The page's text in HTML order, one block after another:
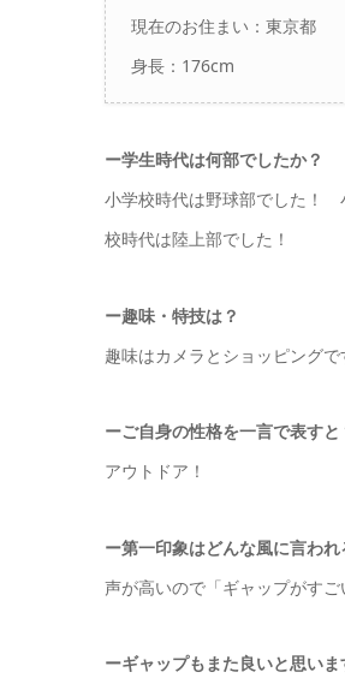
現在のお住まい：東京都
身長：176cm
ー学生時代は何部でしたか？
小学校時代は野球部でした！
校時代は陸上部でした！
ー趣味・特技は？
趣味はカメラとショッピング
ーご自身の性格を一言で表すと
アウトドア！
ー第一印象はどんな風に言わ
声が高いので「ギャップがす
ーギャップもまた良いと思い